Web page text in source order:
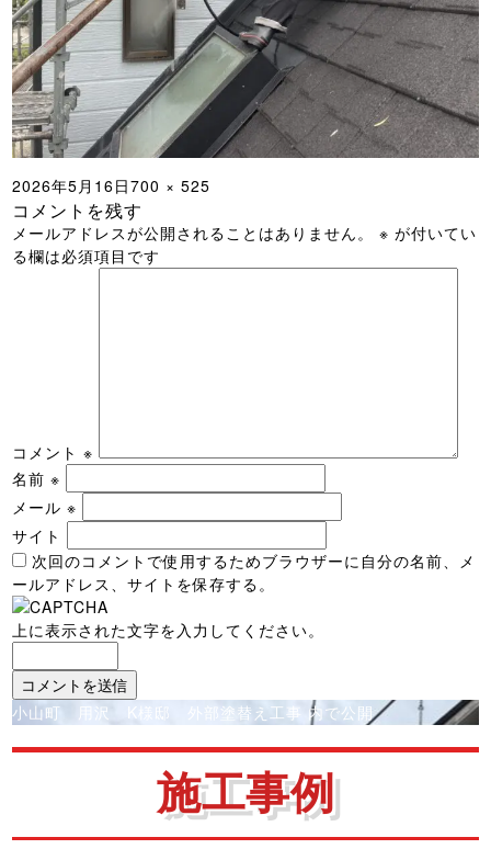
投
稿
日:
2026年5月16日フ
ル
サ
イ
700 × 525
コメントを残す
メールアドレスが公開されることはありません。 ※ が付いてい
る欄は必須項目です
コメント※
名前※
メール※
サイト
次回のコメントで使用するためブラウザーに自分の名前、メ
ールアドレス、サイトを保存する。
上に表示された文字を入力してください。
投
稿
ゲ
小山町 用沢 K様邸 外部塗替え工事 内で公開
施工事例